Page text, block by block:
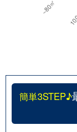
簡単3STEP♪